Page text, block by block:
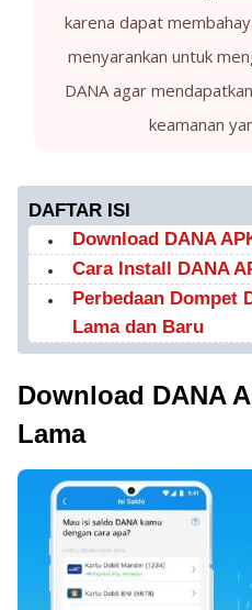
karena dapat
menyarankan untuk
DANA agar
keamanan
DAFTAR ISI
Download DANA
Cara Install DANA
Perbedaan Dompet
Lama dan Baru
Download DANA
Lama